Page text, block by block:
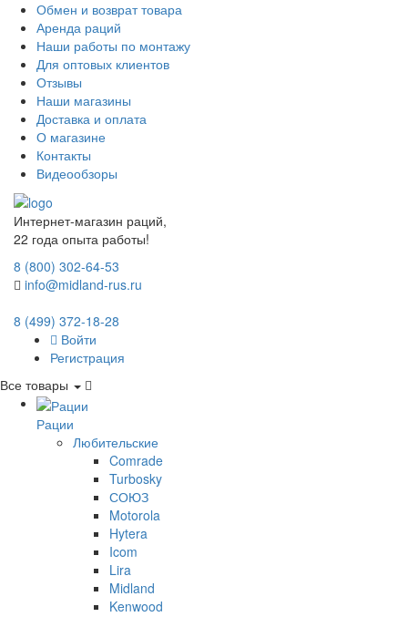
Обмен и возврат товара
Аренда раций
Наши работы по монтажу
Для оптовых клиентов
Отзывы
Наши магазины
Доставка и оплата
О магазине
Контакты
Видеообзоры
Интернет-магазин раций,
22 года опыта работы!
8 (800) 302-64-53
info@midland-rus.ru
8 (499) 372-18-28
Войти
Регистрация
Все товары
Рации
Любительские
Comrade
Turbosky
СОЮЗ
Motorola
Hytera
Icom
Lira
Midland
Kenwood